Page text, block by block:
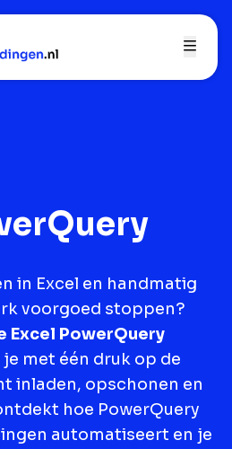
in Excel en handmatig
voorgoed stoppen?
Excel PowerQuery
met één druk op de
inladen, opschonen en
hoe PowerQuery
automatiseert en je